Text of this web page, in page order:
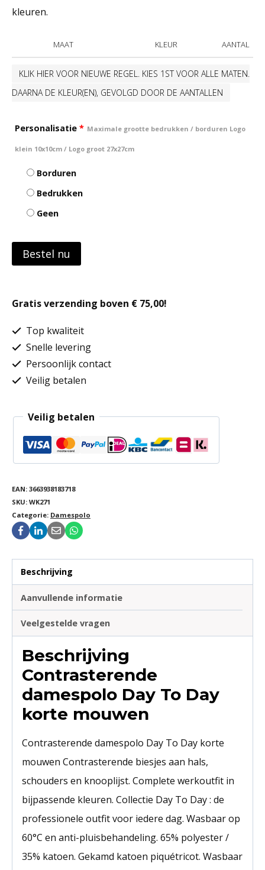
kleuren.
MAAT KLEUR AANTAL
KLIK HIER VOOR NIEUWE REGEL. KIES 1ST VOOR ALLE MATEN.
DAARNA DE KLEUR(EN), GEVOLGD DOOR DE AANTALLEN
Personalisatie * Maximale grootte bedrukken / borduren Logo
klein 10x10cm / Logo groot 27x27cm
Borduren
Bedrukken
Geen
Bestel nu
Gratis verzending boven € 75,00!
Top kwaliteit
Snelle levering
Persoonlijk contact
Veilig betalen
Veilig betalen
EAN: 3663938183718
SKU: WK271
Categorie: Damespolo
Beschrijving
Aanvullende informatie
Veelgestelde vragen
Beschrijving
Contrasterende
damespolo Day To Day
korte mouwen
Contrasterende damespolo Day To Day korte
mouwen Contrasterende biesjes aan hals,
schouders en knooplijst. Complete werkoutfit in
bijpassende kleuren. Collectie Day To Day : de
professionele outfit voor iedere dag. Wasbaar op
60°C en anti-pluisbehandeling. 65% polyester /
35% katoen. Gekamd katoen piquétricot. Wasbaar